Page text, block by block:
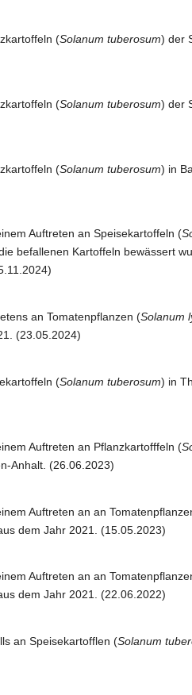
(Solanum tuberosum) der
(Solanum tuberosum) der
(Solanum tuberosum) in
Auftreten an Speisekartoffeln (
befallenen Kartoffeln bewässert
an Tomatenpflanzen (Solanum
(23.05.2024)
(Solanum tuberosum) in
Auftreten an Pflanzkartofffeln (
Anhalt. (26.06.2023)
Auftreten an an
dem Jahr 2021. (15.05.2023)
Auftreten an an
dem Jahr 2021. (22.06.2022)
an Speisekartofflen (Solanum